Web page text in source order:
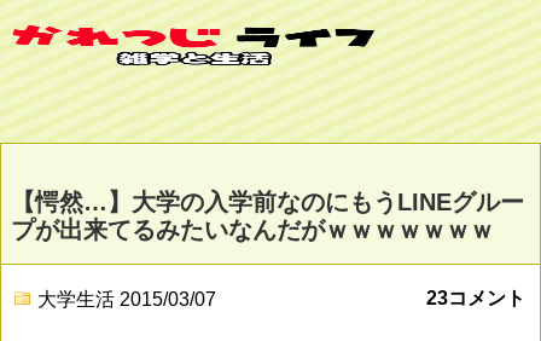
【愕然…】大学の入学前なのにもうLINEグルー
プが出来てるみたいなんだがｗｗｗｗｗｗｗ
大学生活 2015/03/07 23コメント